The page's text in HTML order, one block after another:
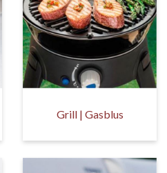
Grill | Gasblus